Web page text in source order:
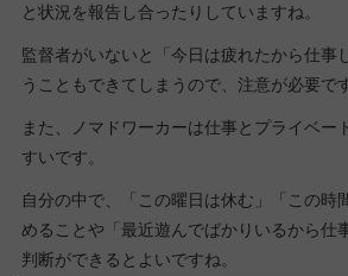
と状況を報告し合ったりしていますね。
監督者がいないと「今日は疲れたから仕事
うこともできてしまうので、注意が必要です
また、ノマドワーカーは仕事とプライベー
すいです。
自分の中で、「この曜日は休む」「この時
めることや「最近遊んでばかりいるから仕
判断ができるとよいですね。